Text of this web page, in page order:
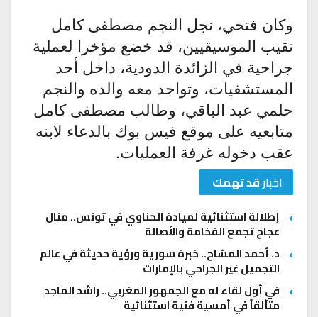
وكان فتحي، نجل النجم مصطفى كامل
نقيب الموسيقيين، قد خضع مؤخرا لعملية
جراحية في الزائدة الدودية، داخل أحد
المستشفيات، وتواجد معه والده والنجم
حلمي عبد الباقي، وطالب مصطفى كامل
متابعيه على موقع فيس بوك بالدعاء لابنه
عقب دخوله غرفة العمليات.
اخبارقد تهمك
إطلالة استثنائية لميادة الحناوي في تونس.. منال
عجاج تجمع الفخامة والأصالة
د. أحمد المسّاح.. خبرة سورية ورؤية حديثة في عالم
التجميل غير الجراحي بالإمارات
في أول لقاء له مع الجمهور المغربي.. راشد الماجد
متألقاً في أمسية فنية استثنائية